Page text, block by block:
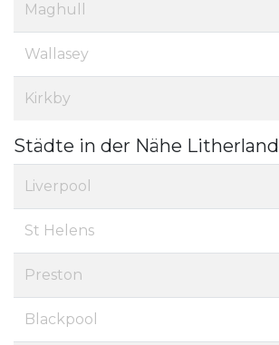
Maghull
Wallasey
Kirkby
Städte in der Nähe Litherland
Liverpool
St Helens
Preston
Blackpool